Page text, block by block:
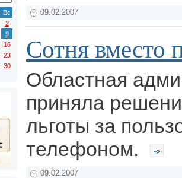
Вс
2
9
16
23
30
09.02.2007
Сотня вместо
Областная
приняла
льготы за
телефоном.
09.02.2007